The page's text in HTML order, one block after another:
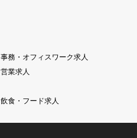
事務・オフィスワーク求人
営業求人
飲食・フード求人